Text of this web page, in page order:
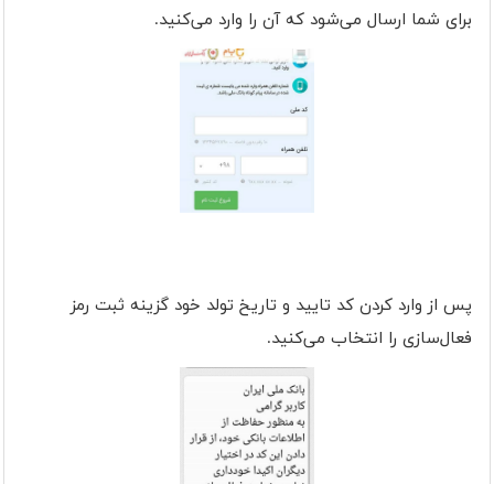
برای شما ارسال می‌شود که آن را وارد می‌کنید.
پس از وارد کردن کد تایید و تاریخ تولد خود گزینه ثبت رمز
فعال‌سازی را انتخاب می‌کنید.